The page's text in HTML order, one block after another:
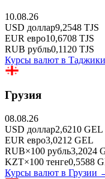
10.08.26
USD доллар9,2548 TJS
EUR евро10,6708 TJS
RUB рубль0,1120 TJS
Курсы валют в
Грузия
08.08.26
USD доллар2,6210 GEL
EUR евро3,0212 GEL
RUB×100 рубль3,2024
KZT×100 тенге0,5588
Курсы валют в Грузии